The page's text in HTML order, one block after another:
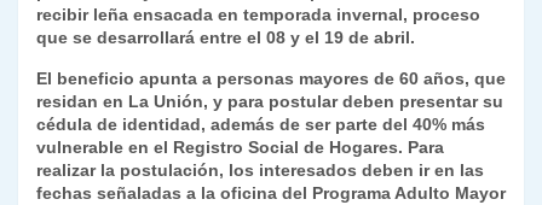
p
p
m o
o
k
n
n
k
ie
n
dl
y
ar
tir
recibir leña ensacada en temporada invernal, proceso
que se desarrollará entre el 08 y el 19 de abril.
El beneficio apunta a personas mayores de 60 años, que
residan en La Unión, y para postular deben presentar su
cédula de identidad, además de ser parte del 40% más
vulnerable en el Registro Social de Hogares. Para
realizar la postulación, los interesados deben ir en las
fechas señaladas a la oficina del Programa Adulto Mayor